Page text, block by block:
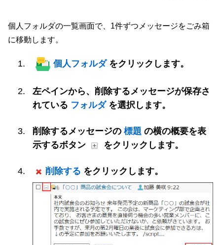
個人フォルダの一覧画面で、1件ずつメッセージをごみ箱
に移動します。
個人フォルダ をクリックします。
左ペインから、削除するメッセージが保存さ
れている フォルダ を選択します。
削除するメッセージの 標題 の横の概要を表
示するボタン
をクリックします。
削除する をクリックします。